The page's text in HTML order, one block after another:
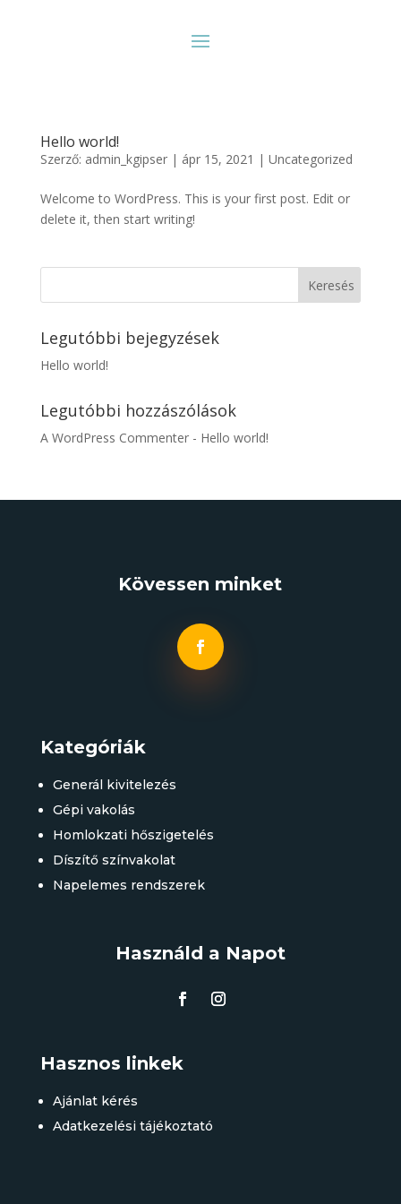
Hello world!
Szerző: admin_kgipser| ápr 15, 2021 | Uncategorized
Welcome to WordPress. This is your first post. Edit or
delete it, then start writing!
Legutóbbi bejegyzések
Hello world!
Legutóbbi hozzászólások
A WordPress Commenter- Hello world!
Kövessen minket
Kategóriák
Generál kivitelezés
Gépi vakolás
Homlokzati hőszigetelés
Díszítő színvakolat
Napelemes rendszerek
Használd a Napot
Hasznos linkek
Ajánlat kérés
Adatkezelési tájékoztató